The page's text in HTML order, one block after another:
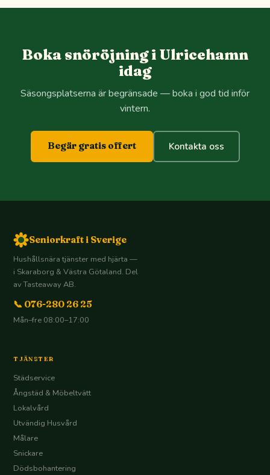
Boka snöröjning i Ulricehamn
idag
Säsongsplatserna är begränsade — boka i god tid inför
vintern.
Begär gratis offert Kontakta oss
Seniorkraft i Sverige
Hushållsnära tjänster med hjärta —
i Skaraborg & Västra Götaland. Del
av Tasteaway AB.
📞 076-280 26 25
Mån–fre 08:00–17:00
TJÄNSTER
Städservice
Ångstäd & Möbeltvätt
Lokalvård
Utvändig Husvård
Målare
Snickare
Dödsbohantering